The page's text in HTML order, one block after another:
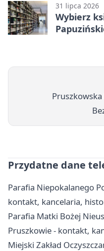
31 lipca 2026
Wybierz
Przydatne dane
Parafia Niepokalanego
kontakt, kancelaria,
Parafia Matki Bożej
Pruszkowie - kontakt,
Miejski Zakład